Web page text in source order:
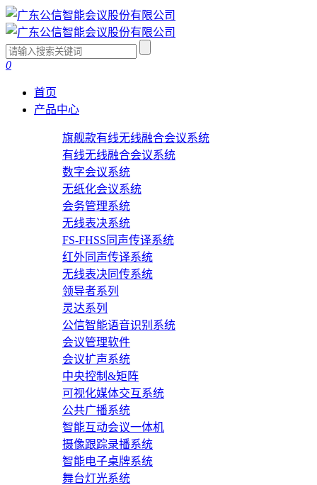
0
首页
产品中心
旗舰款有线无线融合会议系统
有线无线融合会议系统
数字会议系统
无纸化会议系统
会务管理系统
无线表决系统
FS-FHSS同声传译系统
红外同声传译系统
无线表决同传系统
领导者系列
灵达系列
公信智能语音识别系统
会议管理软件
会议扩声系统
中央控制&矩阵
可视化媒体交互系统
公共广播系统
智能互动会议一体机
摄像跟踪录播系统
智能电子桌牌系统
舞台灯光系统